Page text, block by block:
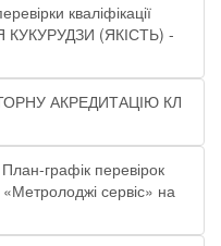
кваліфікації
КУКУРУДЗИ (ЯКІСТЬ) -
АКРЕДИТАЦІЮ КЛ
графік перевірок
сервіс» на